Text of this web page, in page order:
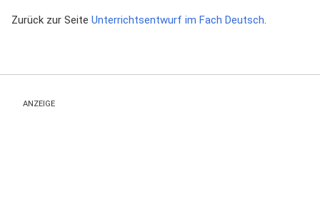
Zurück zur Seite Unterrichtsentwurf im Fach Deutsch.
ANZEIGE